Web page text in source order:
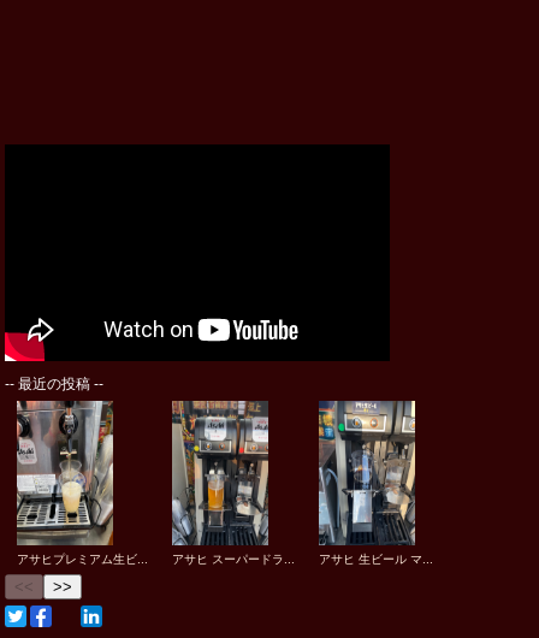
--最近の投稿 --
アサヒプレミアム生ビ... アサヒ スーパードラ... アサヒ 生ビール マ...
<< >>